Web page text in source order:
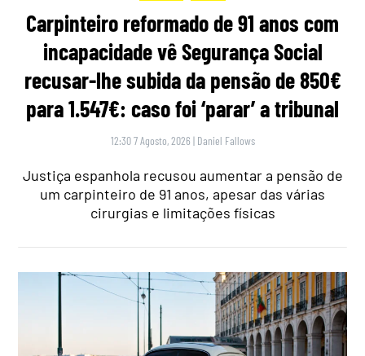
Carpinteiro reformado de 91 anos com
incapacidade vê Segurança Social
recusar-lhe subida da pensão de 850€
para 1.547€: caso foi ‘parar’ a tribunal
12:30 7 Agosto, 2026 | Daniel Fallows
Justiça espanhola recusou aumentar a pensão de
um carpinteiro de 91 anos, apesar das várias
cirurgias e limitações físicas